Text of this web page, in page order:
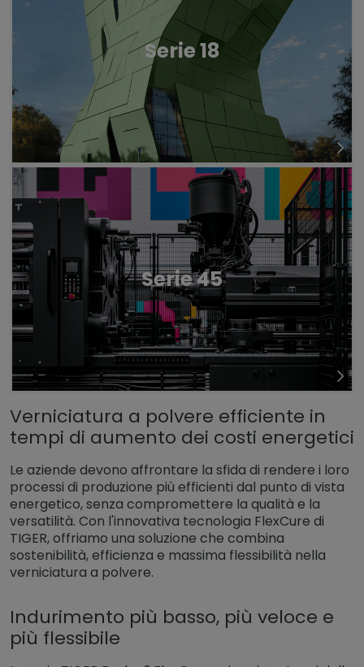
Serie 18
Serie 45
Verniciatura a polvere efficiente in
tempi di aumento dei costi energetici
Le aziende devono affrontare la sfida di rendere i loro
processi di produzione più efficienti dal punto di vista
energetico, senza compromettere la qualità e la
versatilità. Con l'innovativa tecnologia FlexCure di
TIGER, offriamo una soluzione che combina
sostenibilità, efficienza e massima flessibilità nella
verniciatura a polvere.
Indurimento più basso, più veloce e
più flessibile